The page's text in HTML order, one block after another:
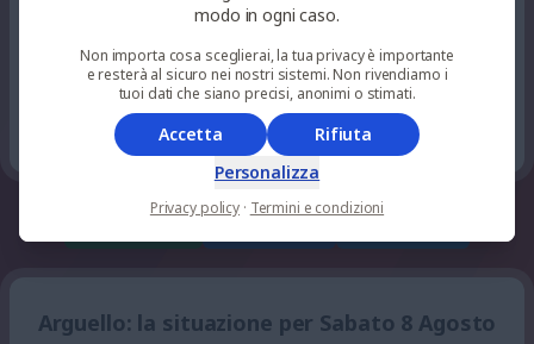
%
UV 0
sereno
24°
0%
UV 0
Arguello: la situazione per Sabato 8 Agosto
modo in ogni caso.
Non importa cosa sceglierai, la tua privacy è importante
e resterà al sicuro nei nostri sistemi. Non rivendiamo i
tuoi dati che siano precisi, anonimi o stimati.
Accetta
Rifiuta
Personalizza
Privacy policy · Termini e condizioni